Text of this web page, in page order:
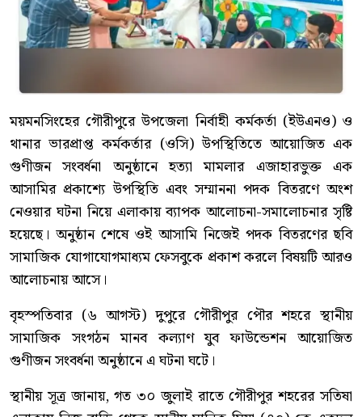
ময়মনসিংহের গৌরীপুরে উপজেলা নির্বাহী কর্মকর্তা (ইউএনও) ও
থানার ভারপ্রাপ্ত কর্মকর্তার (ওসি) উপস্থিতিতে আয়োজিত এক
গুণীজন সংবর্ধনা অনুষ্ঠানে হত্যা মামলার এজাহারভুক্ত এক
আসামির প্রকাশ্যে উপস্থিতি এবং সম্মাননা পদক বিতরণে অংশ
নেওয়ার ঘটনা নিয়ে এলাকায় ব্যাপক আলোচনা-সমালোচনার সৃষ্টি
হয়েছে। অনুষ্ঠান শেষে ওই আসামি নিজেই পদক বিতরণের ছবি
সামাজিক যোগাযোগমাধ্যম ফেসবুকে প্রকাশ করলে বিষয়টি আরও
আলোচনায় আসে।
বৃহস্পতিবার (৬ আগস্ট) দুপুরে গৌরীপুর পৌর শহরে স্থানীয়
সামাজিক সংগঠন মানব কল্যাণ যুব ফাউন্ডেশন আয়োজিত
গুণীজন সংবর্ধনা অনুষ্ঠানে এ ঘটনা ঘটে।
স্থানীয় সূত্র জানায়, গত ৩০ জুলাই রাতে গৌরীপুর শহরের সতিষা